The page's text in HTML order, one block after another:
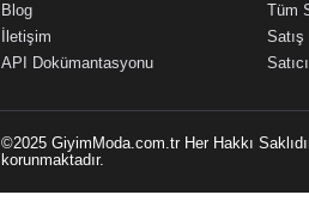
Blog
İletişim
API Dokümantasyonu
Tüm
Satış
©2025 GiyimModa.com.tr Her Hakkı
korunmaktadır.